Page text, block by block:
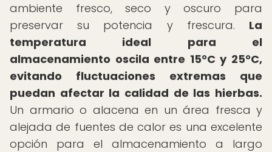
ambiente fresco, seco y oscuro para
preservar su potencia y frescura. La
temperatura ideal para el
almacenamiento oscila entre 15°C y 25°C,
evitando fluctuaciones extremas que
puedan afectar la calidad de las hierbas.
Un armario o alacena en un área fresca y
alejada de fuentes de calor es una excelente
opción para el almacenamiento a largo